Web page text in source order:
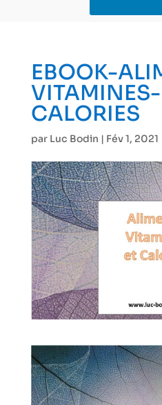
EBOOK-
CALORIES
par Luc Bodin | Fév 1, 2021